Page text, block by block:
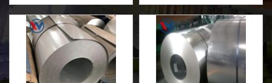
окрашенный
оцинкованный стальной
лист SECC SPCC SECD SPCD
SECE SPCE SECC N2 SECC N4
окрашенный
оцинкованный стальной
лист SECC SPCC SECD SPCD
SECE SPCE SECC N2 SECC N4